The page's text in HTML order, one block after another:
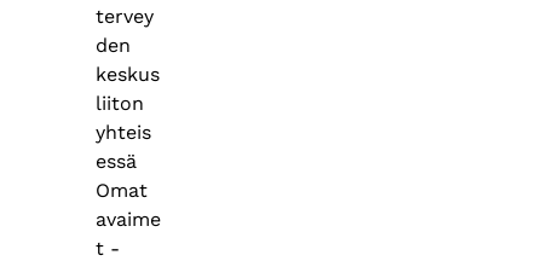
tervey
den
keskus
liiton
yhteis
essä
Omat
avaime
t -